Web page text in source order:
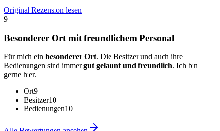
Original Rezension lesen
9
Besonderer Ort mit freundlichem Personal
Für mich ein besonderer Ort. Die Besitzer und auch ihre
Bedienungen sind immergut gelaunt und freundlich. Ich bin
gerne hier.
Ort9
Besitzer10
Bedienungen10